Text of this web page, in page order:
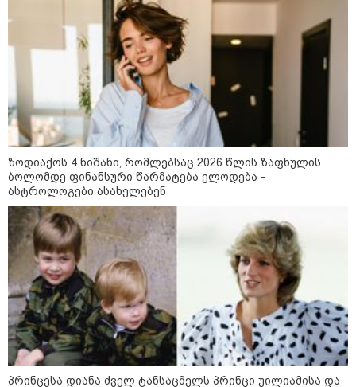
ეკა კუპატაძე - დაიჭირეს ნია
იმნაძე და ანასტასია ბერუაშვილი!
საქართველომ მორიგი ბრძოლა
მოუგო მკვლელებს! იმნაძე-
ნავროზაშვილები არიან
მანიპულატორები, კადრებში მე
ვნახე თამუნა ნავროზაშვილის
ისტერიკების ფონზე წყნარად
მდგარი პოლიცია
ვოლოდიმირ ზელენსკი -
პარტნიორებმა
რაკეტსაწინააღმდეგო სისტემების
მოწოდებაზე უარის თქმის
ოფიციალურ მიზეზად ახლო
აღმოსავლეთში მიმდინარე
კონფლიქტი დაასახელეს -
შესაძლოა, ეს პოლიტიკური
ნაბიჯებიც იყოს
გერმანიის შინაგან საქმეთა
მინისტრი - გერმანიის
აეროპორტში ასაფეთქებელი
ნივთიერებებით დატვირთული
დრონის აღმოჩენა საფრთხის
ახალ დონეს აღნიშნავს
Faceამბები
ზოდიაქოს 4 ნიშანი, რომლებსაც 2026 წლის ზაფხულის
ბოლომდე ფინანსური წარმატება ელოდება -
ასტროლოგები ასახელებენ
პრინცესა დიანა ძველ ტანსაცმელს პრინცი უილიამისა და